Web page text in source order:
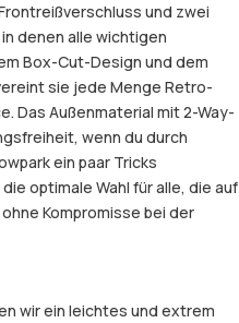
und zwei
denen alle wichtigen
Box-Cut-Design und dem
sie jede Menge Retro-
Das Außenmaterial mit 2-Way-
wenn du durch
ein paar Tricks
optimale Wahl für alle, die auf
Kompromisse bei der
wir ein leichtes und extrem